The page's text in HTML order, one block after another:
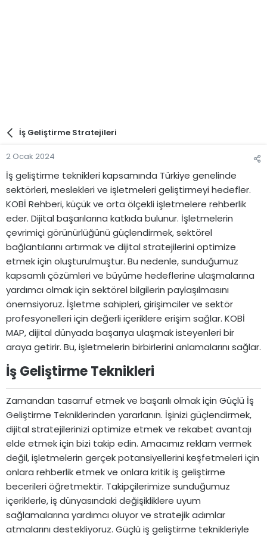
İş Geliştirme Stratejileri
2 Ocak 2024
İş geliştirme teknikleri kapsamında Türkiye genelinde
sektörleri, meslekleri ve işletmeleri geliştirmeyi hedefler.
KOBİ Rehberi, küçük ve orta ölçekli işletmelere rehberlik
eder. Dijital başarılarına katkıda bulunur. İşletmelerin
çevrimiçi görünürlüğünü güçlendirmek, sektörel
bağlantılarını artırmak ve dijital stratejilerini optimize
etmek için oluşturulmuştur. Bu nedenle, sunduğumuz
kapsamlı çözümleri ve büyüme hedeflerine ulaşmalarına
yardımcı olmak için sektörel bilgilerin paylaşılmasını
önemsiyoruz. İşletme sahipleri, girişimciler ve sektör
profesyonelleri için değerli içeriklere erişim sağlar. KOBİ
MAP, dijital dünyada başarıya ulaşmak isteyenleri bir
araya getirir. Bu, işletmelerin birbirlerini anlamalarını sağlar.
İş Geliştirme Teknikleri​
Zamandan tasarruf etmek ve başarılı olmak için Güçlü İş
Geliştirme Tekniklerinden yararlanın. İşinizi güçlendirmek,
dijital stratejilerinizi optimize etmek ve rekabet avantajı
elde etmek için bizi takip edin. Amacımız reklam vermek
değil, işletmelerin gerçek potansiyellerini keşfetmeleri için
onlara rehberlik etmek ve onlara kritik iş geliştirme
becerileri öğretmektir. Takipçilerimize sunduğumuz
içeriklerle, iş dünyasındaki değişikliklere uyum
sağlamalarına yardımcı oluyor ve stratejik adımlar
atmalarını destekliyoruz. Güçlü iş geliştirme teknikleriyle